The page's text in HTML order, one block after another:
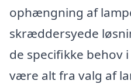
ophængning af
skræddersyede
de specifikke behov
være alt fra valg af